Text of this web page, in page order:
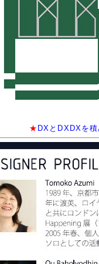
★ DXとDXDXを